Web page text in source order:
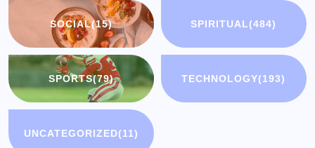
SOCIAL(15) SPIRITUAL(484)
SPORTS(79) TECHNOLOGY(193)
UNCATEGORIZED(11)